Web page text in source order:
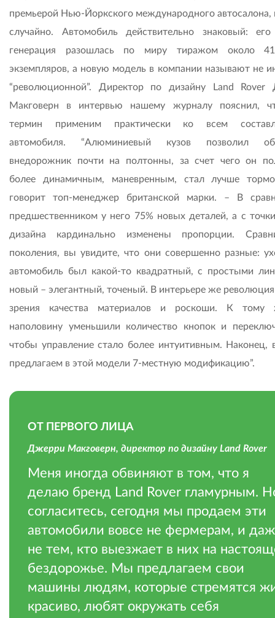
премьерой Нью-Йоркского международного автосалона,
случайно. Автомобиль действительно знаковый: его
генерация разошлась по миру тиражом около
экземпляров, а новую модель в компании называют не
“революционной”. Директор по дизайну Land Rover
Макговерн в интервью нашему журналу пояснил,
термин применим практически ко всем
автомобиля. “Алюминиевый кузов позволил
внедорожник почти на полтонны, за счет чего он
более динамичным, маневренным, стал лучше
говорит топ-менеджер британской марки. – В
предшественником у него 75% новых деталей, а с
дизайна кардинально изменены пропорции.
поколения, вы увидите, что они совершенно разные:
автомобиль был какой-то квадратный, с простыми
новый – элегантный, точеный. В интерьере же революция
зрения качества материалов и роскоши. К
наполовину уменьшили количество кнопок и
чтобы управление стало более интуитивным. Наконец,
предлагаем в этой модели 7-местную модификацию”.
ОТ ПЕРВОГО ЛИЦА
Джерри Макговерн, директор по дизайну Land Rover
Меня иногда обвиняют в том, что я
делаю бренд Land Rover гламурным.
согласитесь, сегодня мы продаем эти
автомобили вовсе не фермерам, и
не тем, кто выезжает в них на
бездорожье. Мы предлагаем свои
машины людям, которые стремятся
красиво, любят окружать себя